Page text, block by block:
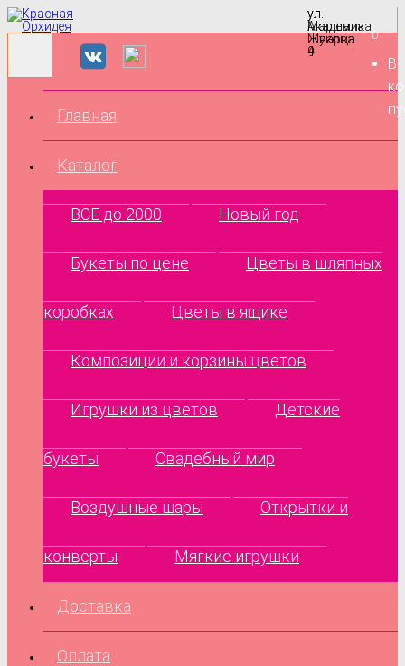
ул.
Маршала
Жукова
9
ул.
Академика
Шварца
4
0
В
Главная
Каталог
ВСЕ до 2000 Новый год
Букеты по цене Цветы в шляпных
коробках Цветы в ящике
Композиции и корзины цветов
Игрушки из цветов Детские
букеты Свадебный мир
Воздушные шары Открытки и
конверты Мягкие игрушки
Доставка
Оплата